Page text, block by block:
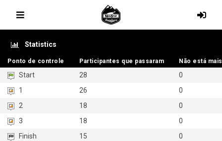
Statistics
Ponto de controle Participantes que passaram Não está
Start 28
0
1
26
0
2
18
0
3
18
0
Finish
15 0
Ponto de controle Participantes que passaram Não está